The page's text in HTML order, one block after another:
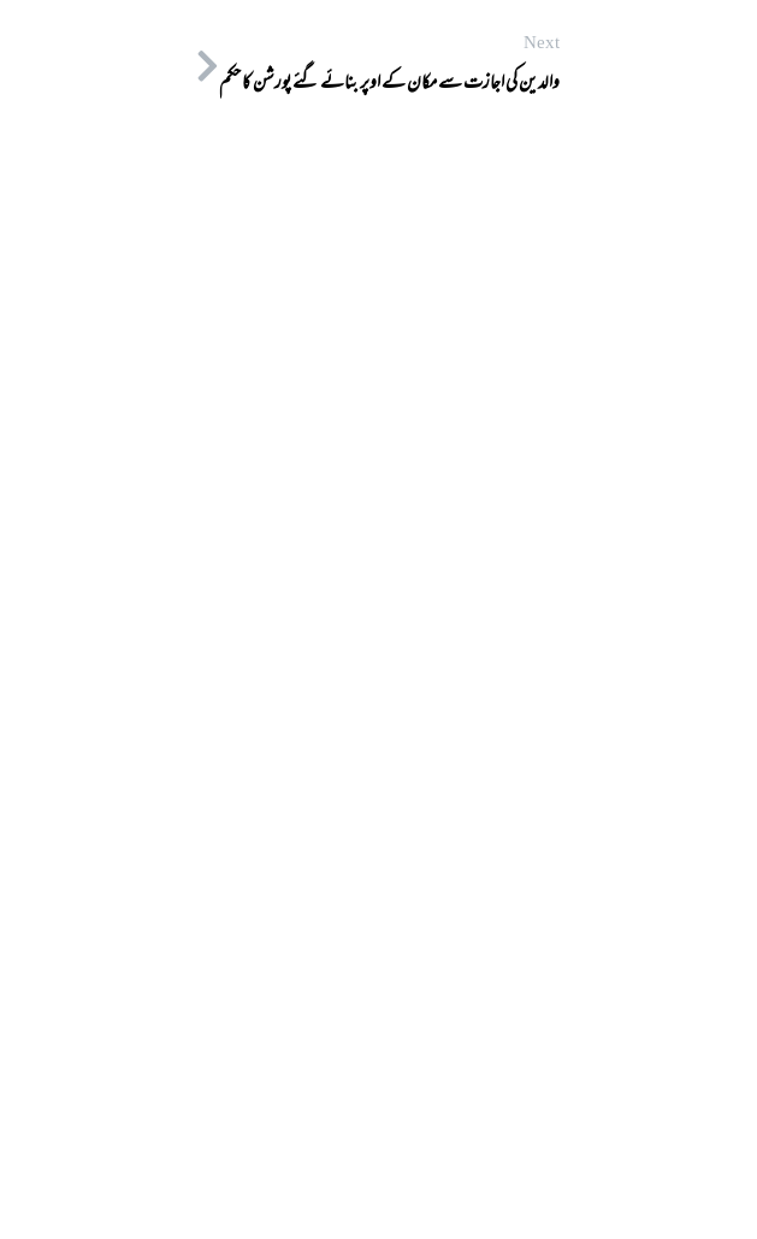
Next
والدین کی اجازت سے مکان کے اوپر بنائے گئے پورشن کا حکم